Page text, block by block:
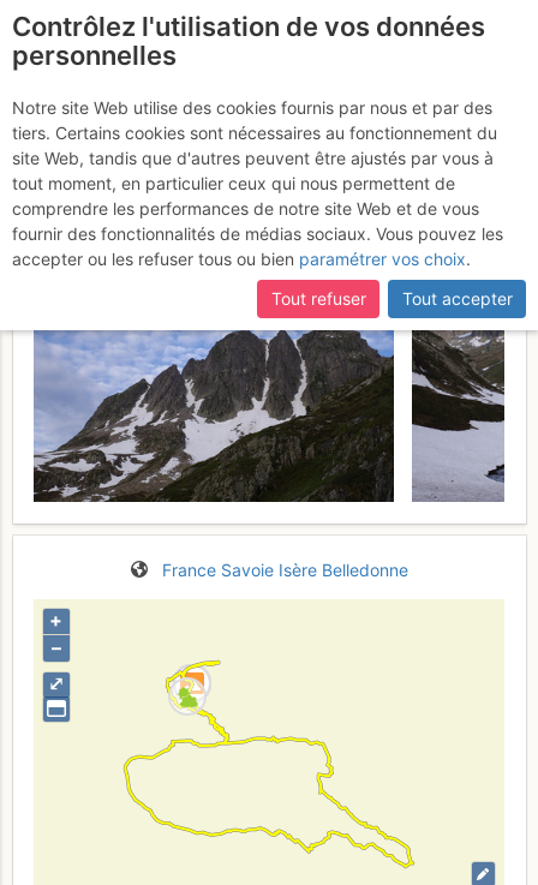
Rocher Blanc : Versant S
depuis Rieu Claret
Samedi 6 juin
2026
France Savoie Isère Belledonne
⤢
+
–
Contrôlez l'utilisation de vos données
personnelles
Notre site Web utilise des cookies fournis par nous et par des
tiers. Certains cookies sont nécessaires au fonctionnement du
site Web, tandis que d'autres peuvent être ajustés par vous à
tout moment, en particulier ceux qui nous permettent de
comprendre les performances de notre site Web et de vous
fournir des fonctionnalités de médias sociaux. Vous pouvez les
accepter ou les refuser tous ou bien paramétrer vos choix.
Tout refuser
Tout accepter